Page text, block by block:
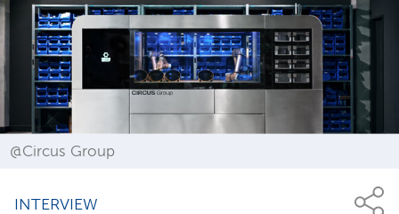
@Circus Group
INTERVIEW
Anmelden